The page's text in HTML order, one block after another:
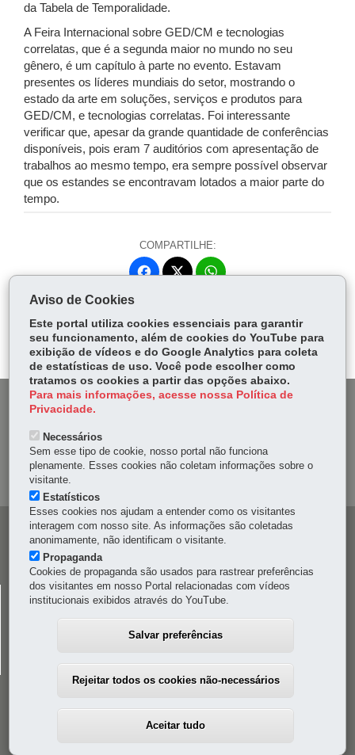
da Tabela de Temporalidade.
A Feira Internacional sobre GED/CM e tecnologias
correlatas, que é a segunda maior no mundo no seu
gênero, é um capítulo à parte no evento. Estavam
presentes os líderes mundiais do setor, mostrando o
estado da arte em soluções, serviços e produtos para
GED/CM, e tecnologias correlatas. Foi interessante
verificar que, apesar da grande quantidade de conferências
disponíveis, pois eram 7 auditórios com apresentação de
trabalhos ao mesmo tempo, era sempre possível observar
que os estandes se encontravam lotados a maior parte do
tempo.
COMPARTILHE:
Fa
ok
itt
er
W
Ap
p
DENUNCIE CORRUPÇÃO
OUVIDORIA
Navegação
principal
CELEPAR
Rua Mateus Leme, 1561 - Bom Retiro-80520-174-Curitiba
MAPA
41 3200-5000
Aviso de Cookies
Este portal utiliza cookies essenciais para garantir
seu funcionamento, além de cookies do YouTube para
exibição de vídeos e do Google Analytics para coleta
de estatísticas de uso. Você pode escolher como
tratamos os cookies a partir das opções abaixo.
Para mais informações, acesse nossa Política de
Privacidade.
Necessários
Sem esse tipo de cookie, nosso portal não funciona
plenamente. Esses cookies não coletam informações sobre o
visitante.
Estatísticos
Esses cookies nos ajudam a entender como os visitantes
interagem com nosso site. As informações são coletadas
anonimamente, não identificam o visitante.
Propaganda
Cookies de propaganda são usados para rastrear preferências
dos visitantes em nosso Portal relacionadas com vídeos
institucionais exibidos através do YouTube.
Salvar preferências
Rejeitar todos os cookies não-necessários
Aceitar tudo